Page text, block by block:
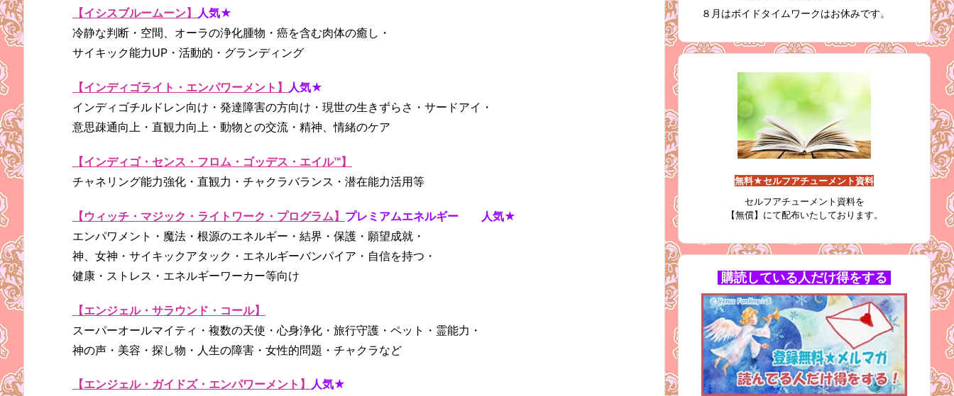
【イシスブルームーン】 人気★
冷静な判断・空間、オーラの浄化腫物・癌を含む肉体の癒し・
サイキック能力UP・活動的・グランディング
【インディゴライト・エンパワーメント】 人気★
インディゴチルドレン向け・発達障害の方向け・現世の生きずらさ・サードアイ・
意思疎通向上・直観力向上・動物との交流・精神、情緒のケア
【インディゴ・センス・フロム・ゴッデス・エイル™】
チャネリング能力強化・直観力・チャクラバランス・潜在能力活用等
【ウィッチ・マジック・ライトワーク・プログラム】 プレミアムエネルギー
人気★
エンパワメント・魔法・根源のエネルギー・結界・保護・願望成就・
神、女神・サイキックアタック・エネルギーバンパイア・自信を持つ・
健康・ストレス・エネルギーワーカー等向け
【エンジェル・サラウンド・コール】
スーパーオールマイティ・複数の天使・心身浄化・旅行守護・ペット・霊能力・
神の声・美容・探し物・人生の障害・女性的問題・チャクラなど
【エンジェル・ガイドズ・エンパワーメント】 人気★
８月はボイドタイムワークはお休みです。
無料★セルフアチューメント資料
セルフアチューメント資料を
【無償】にて配布いたしております。
購読している人だけ得をする